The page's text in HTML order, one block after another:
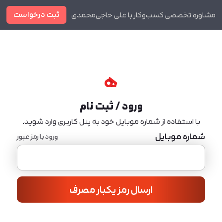
مشاوره تخصصی کسب‌وکار با علی حاجی‌محمدی ثبت درخواست
ورود / ثبت نام
با استفاده از شماره موبایل خود به پنل کاربری وارد شوید.
شماره موبایل ورود با رمز عبور
ارسال رمز یکبار مصرف